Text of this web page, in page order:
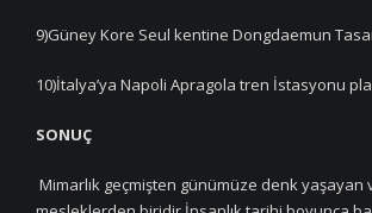
9)Güney Kore Seul kentine Dongdaemun
10)İtalya’ya Napoli Apragola tren İstasyonu
SONUÇ
Mimarlık geçmişten günümüze denk yaşayan